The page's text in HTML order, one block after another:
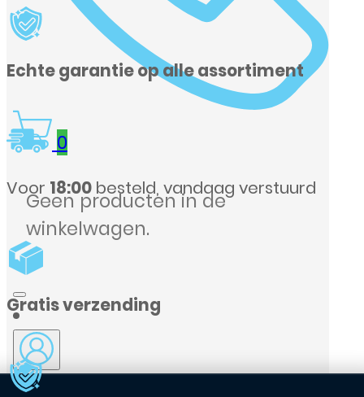
0
Geen producten in de
winkelwagen.
Echte garantie op alle assortiment
Voor 18:00 besteld, vandaag verstuurd
Gratis verzending